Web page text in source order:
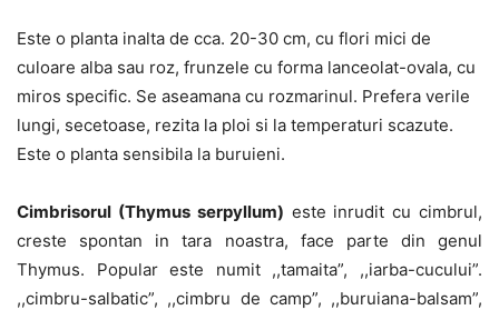
Este o planta inalta de cca. 20-30 cm, cu flori mici de
culoare alba sau roz, frunzele cu forma lanceolat-ovala, cu
miros specific. Se aseamana cu rozmarinul. Prefera verile
lungi, secetoase, rezita la ploi si la temperaturi scazute.
Este o planta sensibila la buruieni.
Cimbrisorul (Thymus serpyllum) este inrudit cu cimbrul,
creste spontan in tara noastra, face parte din genul
Thymus. Popular este numit ,,tamaita”, ,,iarba-cucului”.
,,cimbru-salbatic”, ,,cimbru de camp”, ,,buruiana-balsam”,